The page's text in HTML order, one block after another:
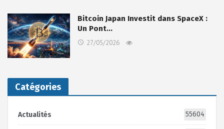
Bitcoin Japan Investit dans SpaceX :
Un Pont…
27/05/2026
Catégories
Actualités 55604